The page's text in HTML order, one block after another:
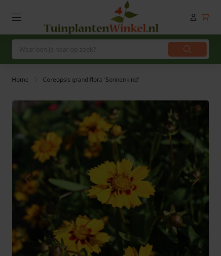
Home Coreopsis grandiflora 'Sonnenkind'